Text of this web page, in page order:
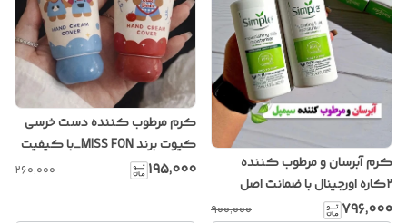
کرم آبرسان و مرطوب کننده
۲کاره اورجینال با ضمانت اصل
بودن کالا
۷۹۶٬۰۰۰ ۹۰۰٬۰۰۰
کرم مرطوب کننده دست خرسی
کیوت برند MISS FON_با کیفیت
عالی حجم ۵۰میل
۱۹۵٬۰۰۰ ۲۶۰٬۰۰۰